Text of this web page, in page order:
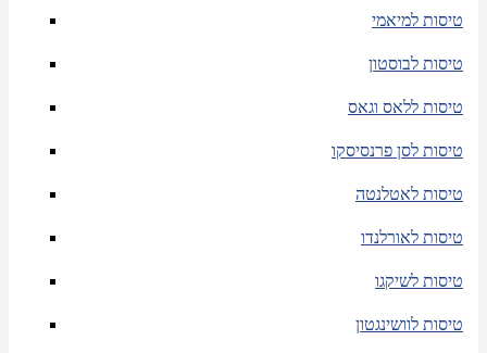
טיסות למיאמי
טיסות לבוסטון
טיסות ללאס וגאס
טיסות לסן פרנסיסקו
טיסות לאטלנטה
טיסות לאורלנדו
טיסות לשיקגו
טיסות לוושינגטון